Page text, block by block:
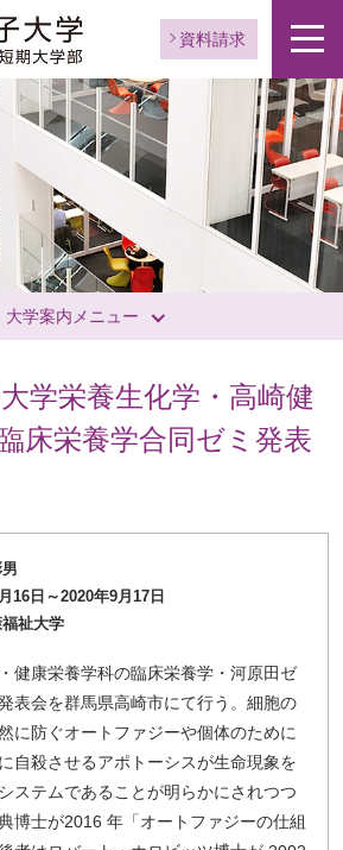
資料請求
大学案内メニュー
学栄養生化学・高崎健
床栄養学合同ゼミ発表
16日～2020年9月17日
祉大学
健康栄養学科の臨床栄養学・河原田ゼ
表会を群馬県高崎市にて行う。細胞の
に防ぐオートファジーや個体のために
自殺させるアポトーシスが生命現象を
ステムであることが明らかにされつつ
博士が2016 年「オートファジーの仕組